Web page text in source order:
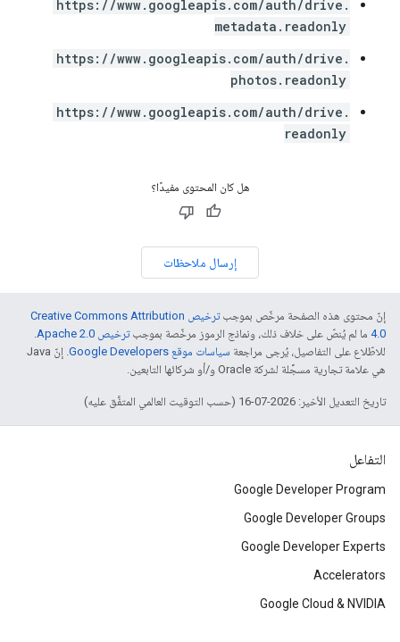
https://www.googleapis.com/auth/drive.
metadata.readonly
https://www.googleapis.com/auth/drive.
photos.readonly
https://www.googleapis.com/auth/drive.
readonly
هل كان المحتوى مفيدًا؟
إرسال ملاحظات
إنّ محتوى هذه الصفحة مرخّص بموجب
ترخيص Creative Commons Attribution
4.0‏ ما لم يُنصّ على خلاف ذلك، ونماذج الرموز مرخّصة بموجبترخيص Apache 2.0‏
.
للاطّلاع على التفاصيل، يُرجى مراجعة سياسات موقع Google Developers‏
. إنّ Java
هي علامة تجارية مسجَّلة لشركة Oracle و/أو شركائها التابعين.
تاريخ التعديل الأخير: 2026-07-16 (حسب التوقيت العالمي المتفَّق عليه)
التفاعل
Google Developer Program
Google Developer Groups
Google Developer Experts
Accelerators
Google Cloud & NVIDIA